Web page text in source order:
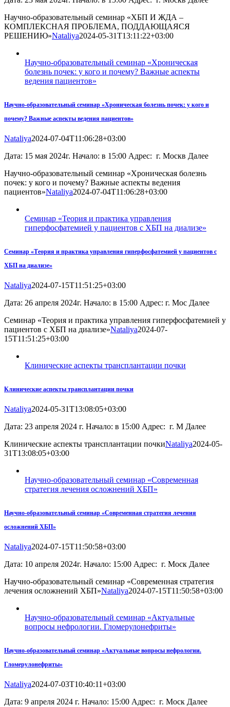
Научно-образовательный семинар «ХБП И ЖДА –
КОМПЛЕКСНАЯ ПРОБЛЕМА, ПОДДАЮЩАЯСЯ
РЕШЕНИЮ»Nataliya2024-05-31T13:11:22+03:00
Научно-образовательный семинар «Хроническая
болезнь почек: у кого и почему? Важные аспекты
ведения пациентов»
Научно-образовательный семинар «Хроническая болезнь почек: у кого и
почему? Важные аспекты ведения пациентов»
Nataliya2024-07-04T11:06:28+03:00
Дата: 15 мая 2024г. Начало: в 15:00 Адрес: г. Москв Далее
Научно-образовательный семинар «Хроническая болезнь
почек: у кого и почему? Важные аспекты ведения
пациентов»Nataliya2024-07-04T11:06:28+03:00
Семинар «Теория и практика управления
гиперфосфатемией у пациентов с ХБП на диализе»
Семинар «Теория и практика управления гиперфосфатемией у пациентов с
ХБП на диализе»
Nataliya2024-07-15T11:51:25+03:00
Дата: 26 апреля 2024г. Начало: в 15:00 Адрес: г. Мос Далее
Семинар «Теория и практика управления гиперфосфатемией у
пациентов с ХБП на диализе»Nataliya2024-07-
15T11:51:25+03:00
Клинические аспекты трансплантации почки
Клинические аспекты трансплантации почки
Nataliya2024-05-31T13:08:05+03:00
Дата: 23 апреля 2024 г. Начало: в 15:00 Адрес: г. М Далее
Клинические аспекты трансплантации почкиNataliya2024-05-
31T13:08:05+03:00
Научно-образовательный семинар «Современная
стратегия лечения осложнений ХБП»
Научно-образовательный семинар «Современная стратегия лечения
осложнений ХБП»
Nataliya2024-07-15T11:50:58+03:00
Дата: 10 апреля 2024г. Начало: 15:00 Адрес: г. Моск Далее
Научно-образовательный семинар «Современная стратегия
лечения осложнений ХБП»Nataliya2024-07-15T11:50:58+03:00
Научно-образовательный семинар «Актуальные
вопросы нефрологии. Гломерулонефриты»
Научно-образовательный семинар «Актуальные вопросы нефрологии.
Гломерулонефриты»
Nataliya2024-07-03T10:40:11+03:00
Дата: 9 апреля 2024 г. Начало: 15:00 Адрес: г. Моск Далее